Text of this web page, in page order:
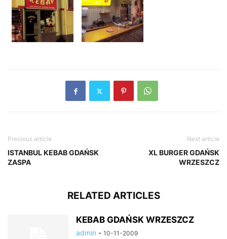
Previous article
ISTANBUL KEBAB GDAŃSK
ZASPA
Next article
XL BURGER GDAŃSK
WRZESZCZ
RELATED ARTICLES
KEBAB GDAŃSK WRZESZCZ
admin - 10-11-2009